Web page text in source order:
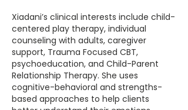
Xiadani’s clinical interests include child-
centered play therapy, individual
counseling with adults, caregiver
support, Trauma Focused CBT,
psychoeducation, and Child-Parent
Relationship Therapy. She uses
cognitive-behavioral and strengths-
based approaches to help clients